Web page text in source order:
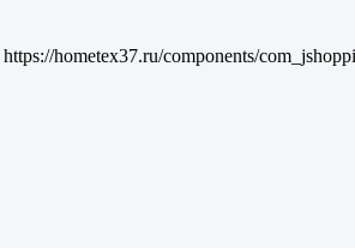
https://hometex37.ru/components/